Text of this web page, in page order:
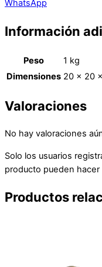
WhatsApp
Información
Peso
1 kg
Dimensiones 20 × 20
Valoraciones
No hay valoraciones
Solo los usuarios
producto pueden hacer
Productos